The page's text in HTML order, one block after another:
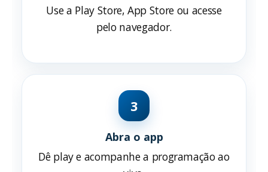
Use a Play Store, App Store ou acesse
pelo navegador.
3
Abra o app
Dê play e acompanhe a programação ao